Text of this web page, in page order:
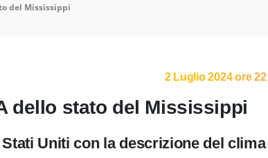
del Mississippi
2 Luglio 2024 ore
dello stato del Mississippi
Uniti con la descrizione del clima